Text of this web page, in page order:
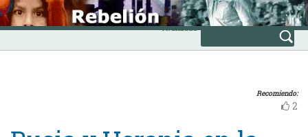
Skip
to
content
INICIO
Avanzada
Recomiendo:
2